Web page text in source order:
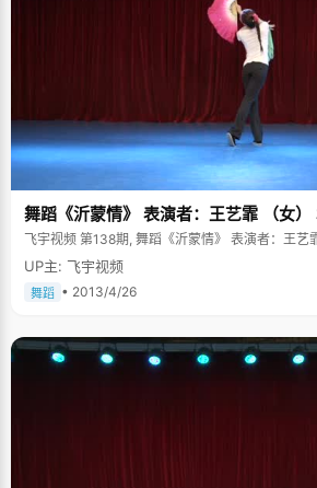
舞蹈《沂蒙情》 表演者：王艺霏 （女
飞宇视频 第138期, 舞蹈《沂蒙情》 表演者：王艺
UP主: 飞宇视频
舞蹈 • 2013/4/26